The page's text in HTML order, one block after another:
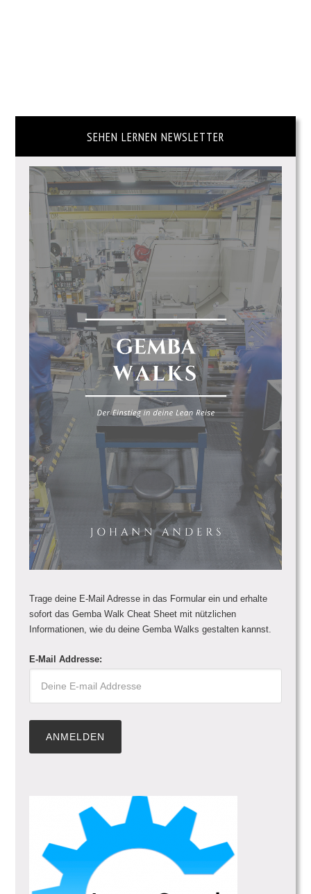
SEHEN LERNEN NEWSLETTER
Trage deine E-Mail Adresse in das Formular ein und erhalte
sofort das Gemba Walk Cheat Sheet mit nützlichen
Informationen, wie du deine Gemba Walks gestalten kannst.
E-Mail Addresse: